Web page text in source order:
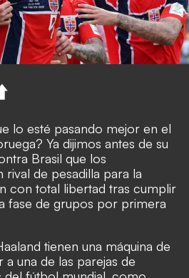
lo esté pasando mejor en el
Ya dijimos antes de su
Brasil que los
rival de pesadilla para la
con total libertad tras cumplir
fase de grupos por primera
tienen una máquina de
una de las parejas de